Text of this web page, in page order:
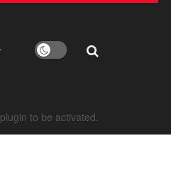
plugin to be activated.